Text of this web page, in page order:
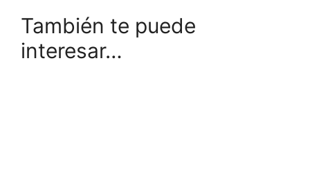
También te puede
interesar…